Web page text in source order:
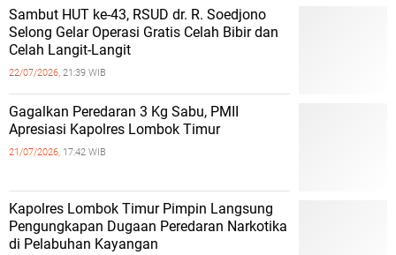
Sambut HUT ke-43, RSUD dr. R. Soedjono
Selong Gelar Operasi Gratis Celah Bibir dan
Celah Langit-Langit
22/07/2026, 21:39 WIB
Gagalkan Peredaran 3 Kg Sabu, PMII
Apresiasi Kapolres Lombok Timur
21/07/2026, 17:42 WIB
Kapolres Lombok Timur Pimpin Langsung
Pengungkapan Dugaan Peredaran Narkotika
di Pelabuhan Kayangan